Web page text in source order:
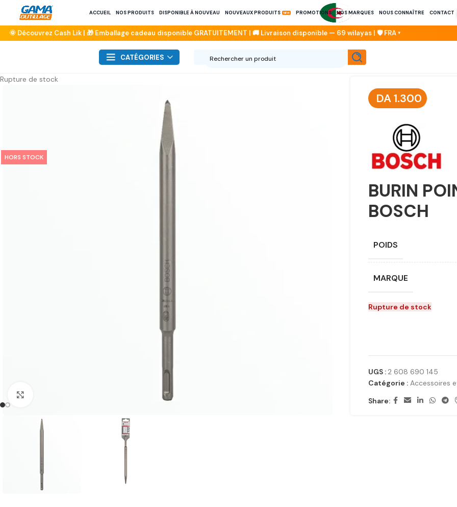
ACCUEIL NOS PRODUITS DISPONIBLE À NOUVEAU NOUVEAUX PRODUITS PROMOTIONS NOS MARQUES NOUS CONNAÎTRE CONTACT
CATÉGORIES
Rupture de stock
HORS STOCK
DA1.300
BURIN
BOSCH
POIDS
MARQUE
Rupture de stock
UGS : 2 608 690 145
Catégorie : Accessoires
Share: